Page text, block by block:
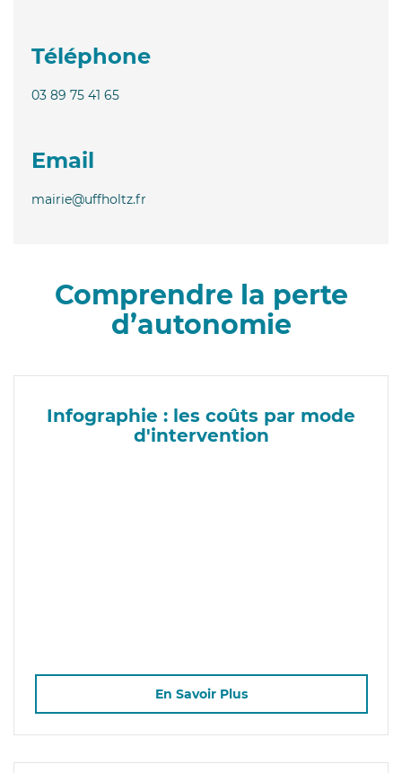
Téléphone
03 89 75 41 65
Email
mairie@uffholtz.fr
Comprendre la perte
d’autonomie
Infographie : les coûts par mode
d'intervention
En Savoir Plus